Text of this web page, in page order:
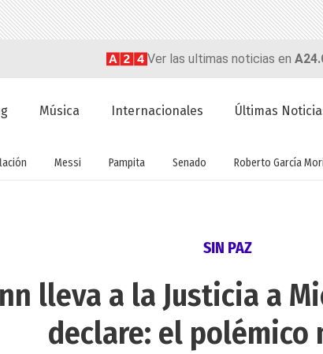
Ver las ultimas noticias en
Música Internacionales Últimas
Messi Pampita Senado Roberto García
SIN PAZ
lleva a la Justicia a
declare: el polémico